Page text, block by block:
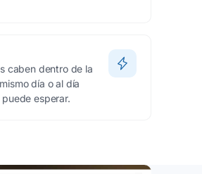
caben dentro de la
día o al día
esperar.